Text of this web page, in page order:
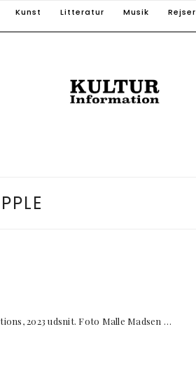
Kunst Litteratur Musik Rejser
2023 udsnit. Foto Malle Madsen …